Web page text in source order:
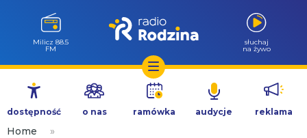
Przejdź
treści
Milicz 88.5
FM
słuchaj
na żywo
dostępność o nas ramówka audycje reklama
Home
»